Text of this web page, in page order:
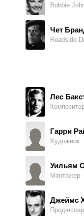
Bobbie
Чет
Лес
Гарри
Художник
Уильям
Монтажер
Джеймс
Продюссер